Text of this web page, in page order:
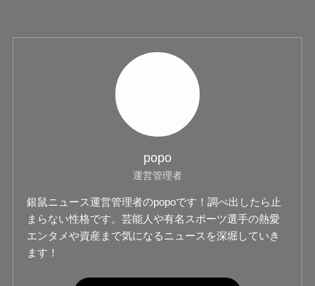
popo
運営管理者
銀鼠ニュース運営管理者のpopoです！調べ出したら止
まらない性格です。芸能人や有名スポーツ選手の熱愛
エンタメや資産まで気になるニュースを深堀していき
ます！